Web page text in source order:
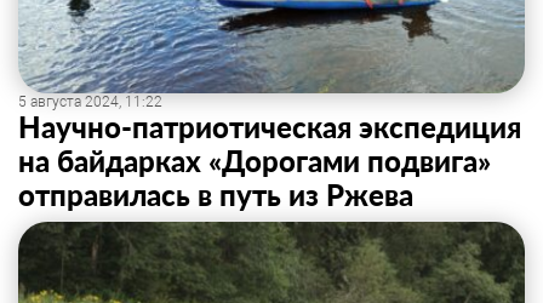
5 августа 2024, 11:22
Научно-патриотическая экспедиция
на байдарках «Дорогами подвига»
отправилась в путь из Ржева